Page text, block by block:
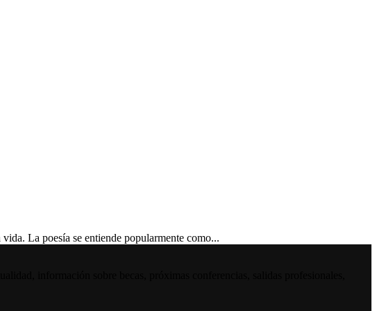
La poesía se entiende popularmente como...